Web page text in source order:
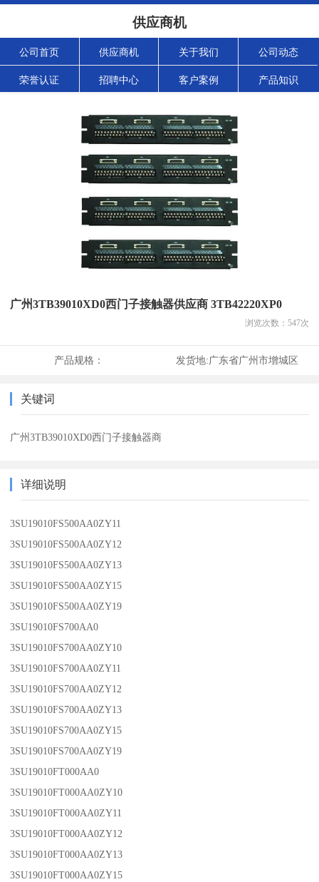
供应商机
公司首页 供应商机 关于我们 公司动态
荣誉认证 招聘中心 客户案例 产品知识
广州3TB39010XD0西门子接触器供应商 3TB42220XP0
浏览次数： 547次
产品规格： 发货地:广东省广州市增城区
关键词
广州3TB39010XD0西门子接触器商
详细说明
3SU19010FS500AA0ZY11
3SU19010FS500AA0ZY12
3SU19010FS500AA0ZY13
3SU19010FS500AA0ZY15
3SU19010FS500AA0ZY19
3SU19010FS700AA0
3SU19010FS700AA0ZY10
3SU19010FS700AA0ZY11
3SU19010FS700AA0ZY12
3SU19010FS700AA0ZY13
3SU19010FS700AA0ZY15
3SU19010FS700AA0ZY19
3SU19010FT000AA0
3SU19010FT000AA0ZY10
3SU19010FT000AA0ZY11
3SU19010FT000AA0ZY12
3SU19010FT000AA0ZY13
3SU19010FT000AA0ZY15